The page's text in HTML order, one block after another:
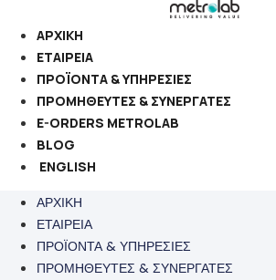
στο
περιεχόμενο
ΑΡΧΙΚΗ
ΕΤΑΙΡΕΙΑ
ΠΡΟΪΟΝΤΑ & ΥΠΗΡΕΣΙΕΣ
ΠΡΟΜΗΘΕΥΤΕΣ & ΣΥΝΕΡΓΑΤΕΣ
E-ORDERS METROLAB
BLOG
ENGLISH
ΑΡΧΙΚΗ
ΕΤΑΙΡΕΙΑ
ΠΡΟΪΟΝΤΑ & ΥΠΗΡΕΣΙΕΣ
ΠΡΟΜΗΘΕΥΤΕΣ & ΣΥΝΕΡΓΑΤΕΣ